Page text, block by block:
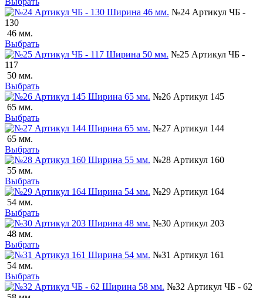
№24 Артикул ЧБ -
130
46 мм.
Выбрать
№25 Артикул ЧБ -
117
50 мм.
Выбрать
№26 Артикул 145
65 мм.
Выбрать
№27 Артикул 144
65 мм.
Выбрать
№28 Артикул 160
55 мм.
Выбрать
№29 Артикул 164
54 мм.
Выбрать
№30 Артикул 203
48 мм.
Выбрать
№31 Артикул 161
54 мм.
Выбрать
№32 Артикул ЧБ - 62